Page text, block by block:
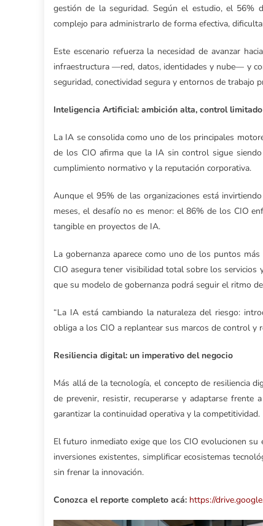
gestión de la seguridad. Según el estudio, el 56%
complejo para administrarlo de forma efectiva,
Este escenario refuerza la necesidad de avanzar
infraestructura —red, datos, identidades y nube— y
seguridad, conectividad segura y entornos de trabajo
Inteligencia Artificial: ambición alta, control limitado
La IA se consolida como uno de los principales
de los CIO afirma que la IA sin control sigue
cumplimiento normativo y la reputación corporativa.
Aunque el 95% de las organizaciones está
meses, el desafío no es menor: el 86% de los CIO
tangible en proyectos de IA.
La gobernanza aparece como uno de los puntos
CIO asegura tener visibilidad total sobre los servicios
que su modelo de gobernanza podrá seguir el ritmo
“La IA está cambiando la naturaleza del riesgo:
obliga a los CIO a replantear sus marcos de control y
Resiliencia digital: un imperativo del negocio
Más allá de la tecnología, el concepto de resiliencia
de prevenir, resistir, recuperarse y adaptarse frente
garantizar la continuidad operativa y la competitividad.
El futuro inmediato exige que los CIO evolucionen su
inversiones existentes, simplificar ecosistemas
sin frenar la innovación.
Conozca el reporte completo acá: https://